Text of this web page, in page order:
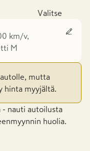
Valitse
km/v,
M
mutta
hinta myyjältä.
nauti autoilusta
huolia.